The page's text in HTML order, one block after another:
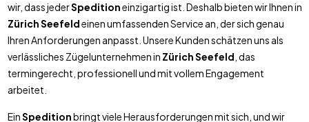
wir, dass jederSpeditioneinzigartig ist. Deshalb bieten wir Ihnen in
Zürich Seefeldeinen umfassenden Service an, der sich genau
Ihren Anforderungen anpasst. Unsere Kunden schätzen uns als
verlässliches Zügelunternehmen in Zürich Seefeld , das
termingerecht, professionell und mit vollem Engagement
arbeitet.
EinSpeditionbringt viele Herausforderungen mit sich, und wir